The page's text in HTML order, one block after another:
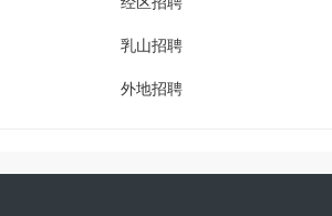
乳山招聘
外地招聘